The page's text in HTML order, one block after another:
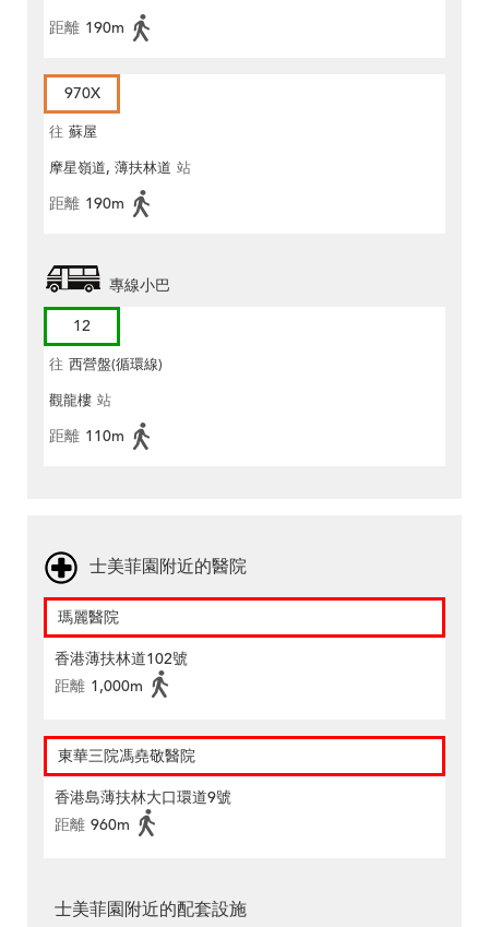
距離 190m
970X
往 蘇屋
摩星嶺道, 薄扶林道 站
距離 190m
專線小巴
12
往 西營盤(循環線)
觀龍樓 站
距離 110m
士美菲園附近的醫院
瑪麗醫院
香港薄扶林道102號
距離 1,000m
東華三院馮堯敬醫院
香港島薄扶林大口環道9號
距離 960m
士美菲園附近的配套設施